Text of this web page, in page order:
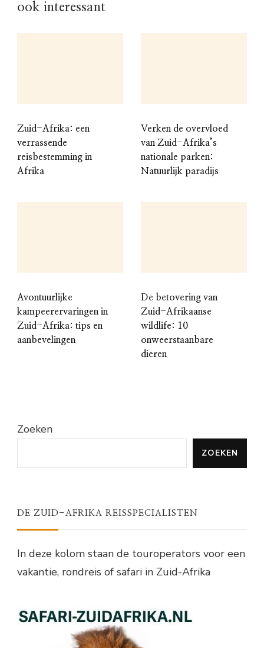
ook interessant
Zuid-Afrika: een
verrassende
reisbestemming in
Afrika
Verken de overvloed
van Zuid-Afrika’s
nationale parken:
Natuurlijk paradijs
Avontuurlijke
kampeerervaringen in
Zuid-Afrika: tips en
aanbevelingen
De betovering van
Zuid-Afrikaanse
wildlife: 10
onweerstaanbare
dieren
Zoeken
ZOEKEN
DE ZUID-AFRIKA REISSPECIALISTEN
In deze kolom staan de touroperators voor een
vakantie, rondreis of safari in Zuid-Afrika